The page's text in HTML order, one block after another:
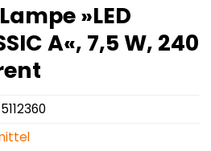
»LED
A«, 7,5 W, 240